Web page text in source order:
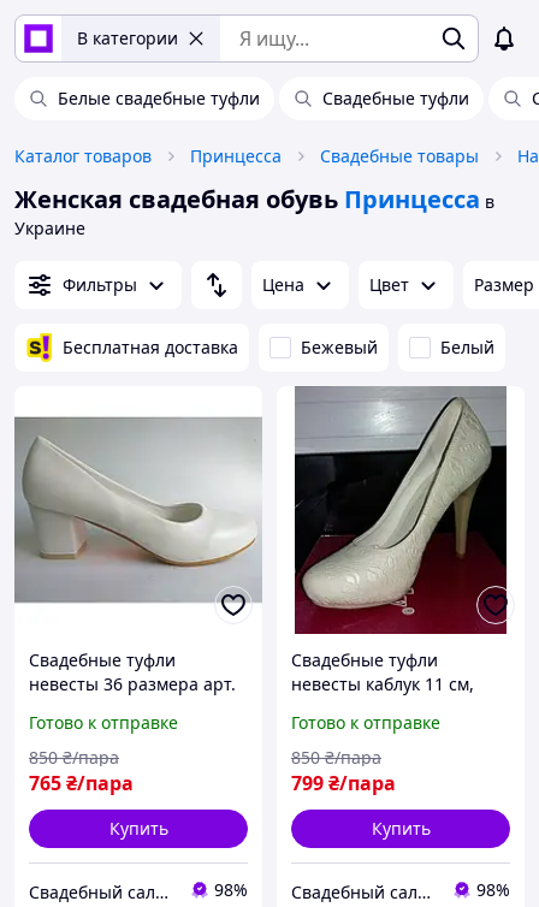
В категории
Белые свадебные туфли Свадебные туфли
Каталог товаров Принцесса Свадебные товары
Женская свадебная обувь Принцесса в
Украине
Фильтры Цена Цвет
Бесплатная доставка Бежевый Белый
Свадебные туфли
невесты 36 размера арт.
Готово к отправке
765₴/пара
850 ₴/пара
Купить
Свадебный салон "ПРИНЦЕССА" 98%
Свадебные туфли
невесты каблук 11 см,
Готово к отправке
799₴/пара
850 ₴/пара
Купить
Свадебный салон "ПРИНЦЕССА" 98%